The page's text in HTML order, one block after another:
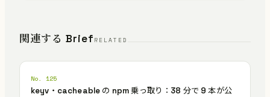
関連する Brief RELATED
No. 125
keyv・cacheable の npm 乗っ取り：38 分で 9 本が公